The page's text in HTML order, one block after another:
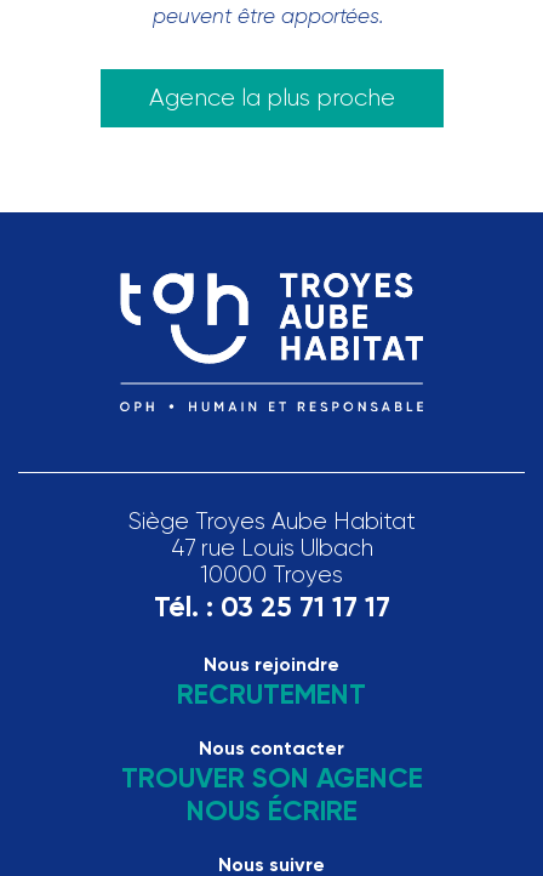
peuvent être apportées.
Agence la plus proche
Siège Troyes Aube Habitat
47 rue Louis Ulbach
10000 Troyes
Tél. : 03 25 71 17 17
Nous rejoindre
RECRUTEMENT
Nous contacter
TROUVER SON AGENCE
NOUS ÉCRIRE
Nous suivre